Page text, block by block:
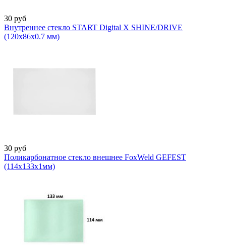
30 руб
Внутреннее стекло START Digital X SHINE/DRIVE
(120х86х0.7 мм)
30 руб
Поликарбонатное стекло внешнее FoxWeld GEFEST
(114х133х1мм)